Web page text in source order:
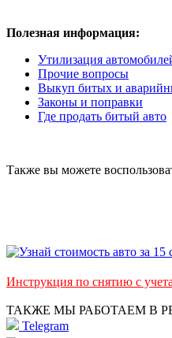
Полезная информация:
Утилизация
Прочие вопросы
Выкуп битых и
Законы и поправки
Где продать битый авто
Также вы можете
Инструкция по снятию с
ТАКЖЕ МЫ РАБОТАЕМ В
Telegram